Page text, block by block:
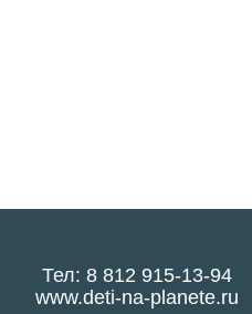
Тел: 8 812 915-13-94
www.deti-na-planete.ru